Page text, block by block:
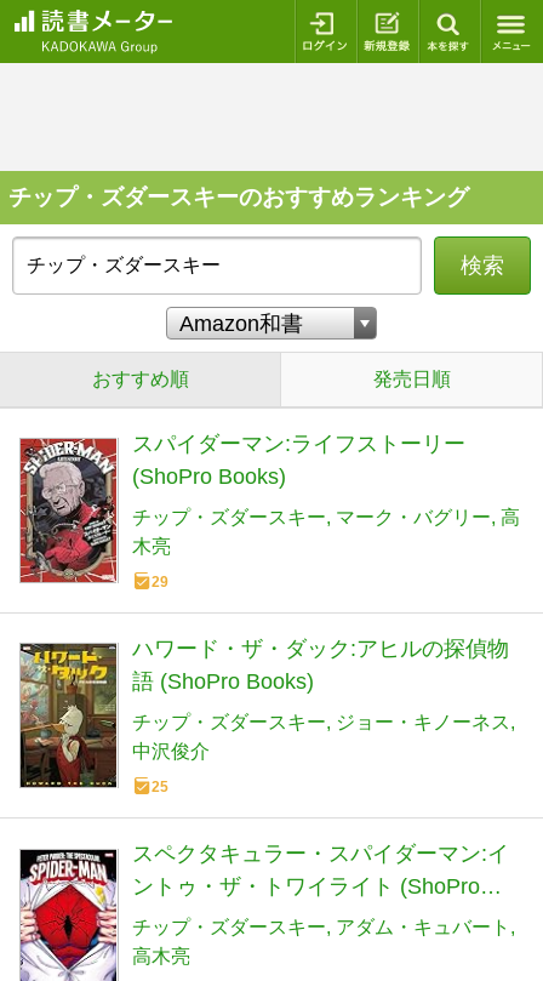
ログイン 新規登録
チップ・ズダースキーのおすすめランキング
検索
おすすめ順 発売日順
スパイダーマン:ライフストーリー
(ShoPro Books)
チップ・ズダースキー マーク・バグリー 高
木亮
29
ハワード・ザ・ダック:アヒルの探偵物
語 (ShoPro Books)
チップ・ズダースキー
ジョー・キノーネス
中沢俊介
25
スペクタキュラー・スパイダーマン:イ
ントゥ・ザ・トワイライト (ShoPro
Books)
チップ・ズダースキー アダム・キュバート
高木亮